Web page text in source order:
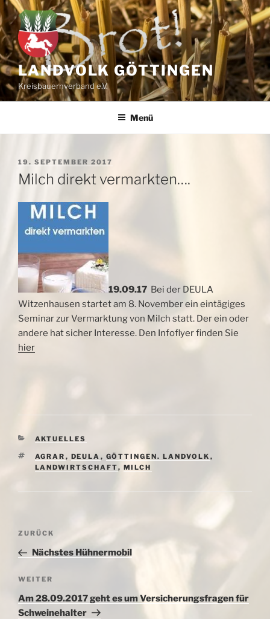
Zum
Inhalt
springen
LANDVOLK GÖTTINGEN
Kreisbauernverband e.V.
Menü
VERÖFFENTLICHT
AM
19. SEPTEMBER 2017
Milch direkt vermarkten….
19.09.17 Bei der DEULA
Witzenhausen startet am 8. November ein eintägiges
Seminar zur Vermarktung von Milch statt. Der ein oder
andere hat sicher Interesse. Den Infoflyer finden Sie
hier
KATEGORIEN
AKTUELLES
SCHLAGWÖRTER
AGRAR , DEULA , GÖTTINGEN. LANDVOLK ,
LANDWIRTSCHAFT, MILCH
Beitragsnavigation
Vorheriger
Beitrag
ZURÜCK
Nächstes Hühnermobil
Nächster
Beitrag
WEITER
Am 28.09.2017 geht es um Versicherungsfragen für
Schweinehalter